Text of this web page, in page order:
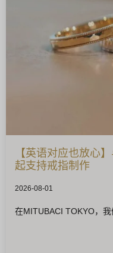
【英语对应也放心
起支持戒指制作
2026-08-01
在MITUBACI TOKYO，